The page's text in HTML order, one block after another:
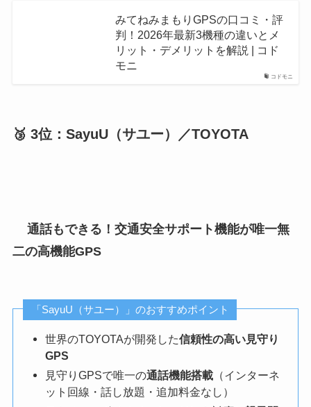
コドモニ
みてねみまもりGPSの口コミ・評
判！2026年最新3機種の違いとメ
リット・デメリットを解説 | コド
モニ
🥉 3位：SayuU（サユー）／TOYOTA
通話もできる！交通安全サポート機能が唯一無
二の高機能GPS
「SayuU（サユー）」のおすすめポイント
世界のTOYOTAが開発した信頼性の高い見守り
GPS
見守りGPSで唯一の通話機能搭載 （インターネ
ット回線・話し放題・追加料金なし）